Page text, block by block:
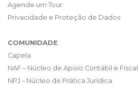
Agende um Tour
Privacidade e Proteção de Dados
COMUNIDADE
Capela
NAF – Núcleo de Apoio Contábil e Fiscal
NPJ – Núcleo de Prática Jurídica